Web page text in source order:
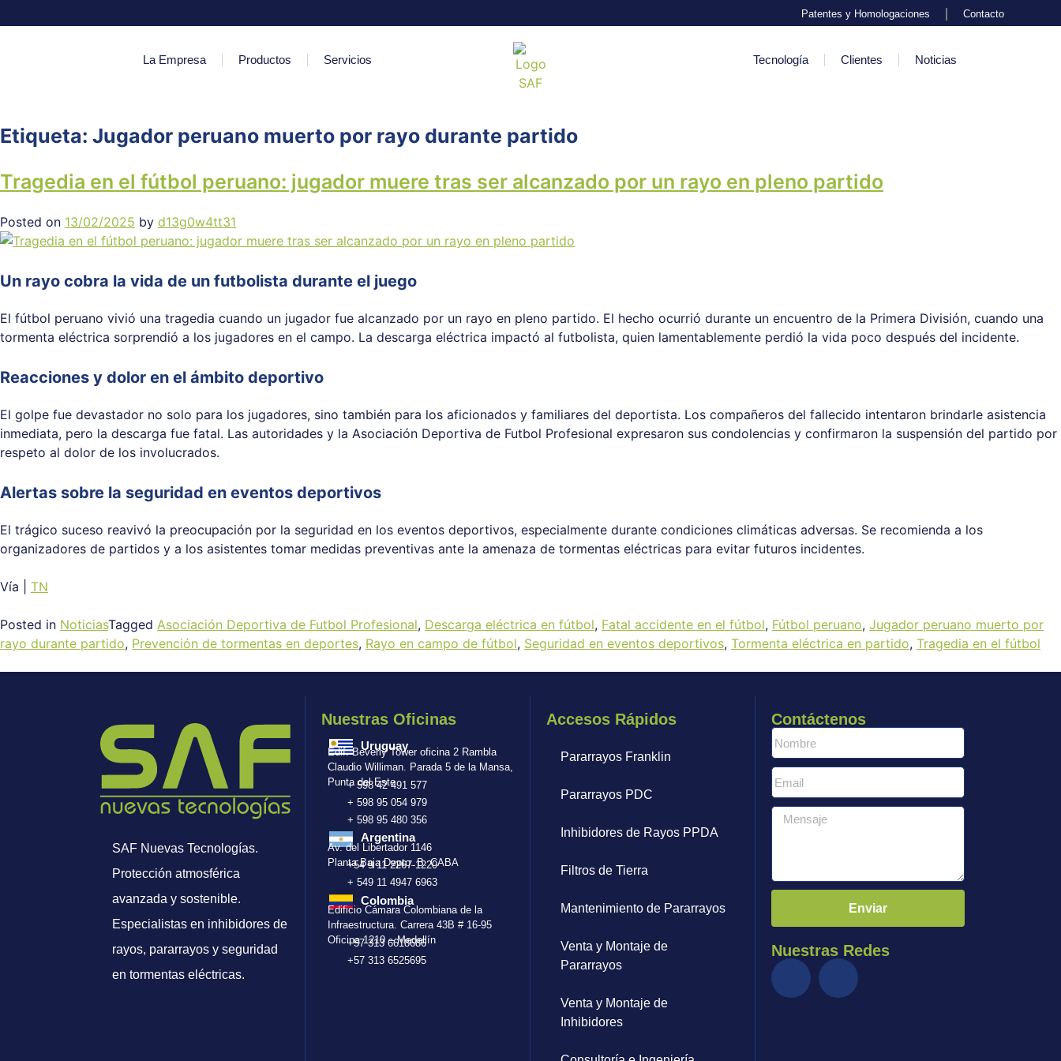
Patentes y Homologaciones Contacto
La Empresa Productos Servicios Tecnología Clientes Noticias
Etiqueta: Jugador peruano muerto por rayo durante partido
Tragedia en el fútbol peruano: jugador muere tras ser alcanzado por un rayo en pleno partido
Posted on 13/02/2025 by d13g0w4tt31
Un rayo cobra la vida de un futbolista durante el juego
El fútbol peruano vivió una tragedia cuando un jugador fue alcanzado por un rayo en pleno partido. El hecho ocurrió durante un encuentro de la Primera División, cuando una
tormenta eléctrica sorprendió a los jugadores en el campo. La descarga eléctrica impactó al futbolista, quien lamentablemente perdió la vida poco después del incidente.
Reacciones y dolor en el ámbito deportivo
El golpe fue devastador no solo para los jugadores, sino también para los aficionados y familiares del deportista. Los compañeros del fallecido intentaron brindarle asistencia
inmediata, pero la descarga fue fatal. Las autoridades y la Asociación Deportiva de Futbol Profesional expresaron sus condolencias y confirmaron la suspensión del partido por
respeto al dolor de los involucrados.
Alertas sobre la seguridad en eventos deportivos
El trágico suceso reavivó la preocupación por la seguridad en los eventos deportivos, especialmente durante condiciones climáticas adversas. Se recomienda a los
organizadores de partidos y a los asistentes tomar medidas preventivas ante la amenaza de tormentas eléctricas para evitar futuros incidentes.
Vía | TN
Posted in NoticiasTagged Asociación Deportiva de Futbol Profesional, Descarga eléctrica en fútbol, Fatal accidente en el fútbol, Fútbol peruano, Jugador peruano muerto por
rayo durante partido, Prevención de tormentas en deportes, Rayo en campo de fútbol, Seguridad en eventos deportivos, Tormenta eléctrica en partido, Tragedia en el fútbol
SAF Nuevas Tecnologías.
Protección atmosférica
avanzada y sostenible.
Especialistas en inhibidores de
rayos, pararrayos y seguridad
en tormentas eléctricas.
Nuestras Oficinas
Uruguay
Edif. Beverly Tower oficina 2 Rambla
Claudio Williman. Parada 5 de la Mansa,
Punta del Este
+ 598 42 491 577
+ 598 95 054 979
+ 598 95 480 356
Argentina
Av. del Libertador 1146
Planta Baja Depto. B. CABA
+54 9 11 2267-1220
+ 549 11 4947 6963
Colombia
Edificio Cámara Colombiana de la
Infraestructura. Carrera 43B # 16-95
Oficina 1210 – Medellín
+57 313 6618686
+57 313 6525695
Accesos Rápidos
Pararrayos Franklin
Pararrayos PDC
Inhibidores de Rayos PPDA
Filtros de Tierra
Mantenimiento de Pararrayos
Venta y Montaje de
Pararrayos
Venta y Montaje de
Inhibidores
Contáctenos
Enviar
Nuestras Redes